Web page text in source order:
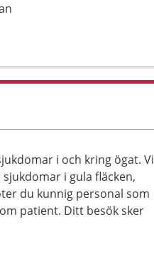
i och kring ögat. Vi
i gula fläcken,
du kunnig personal som
patient. Ditt besök sker